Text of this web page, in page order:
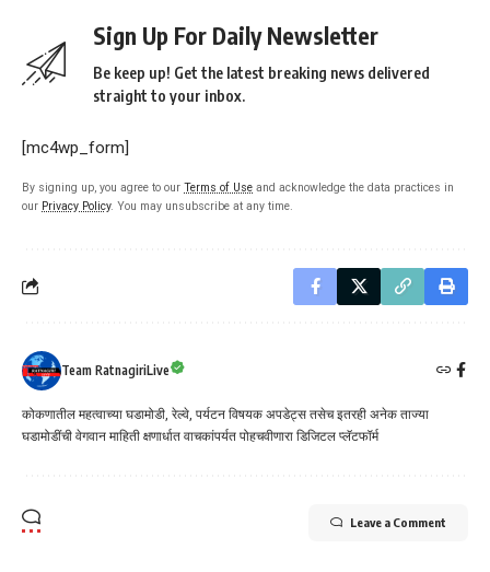
Sign Up For Daily Newsletter
Be keep up! Get the latest breaking news delivered
straight to your inbox.
[mc4wp_form]
By signing up, you agree to our Terms of Use and acknowledge the data practices in
our Privacy Policy. You may unsubscribe at any time.
Team RatnagiriLive
कोकणातील महत्वाच्या घडामोडी, रेल्वे, पर्यटन विषयक अपडेट्स तसेच इतरही अनेक ताज्या
घडामोडींची वेगवान माहिती क्षणार्धात वाचकांपर्यत पोहचवीणारा डिजिटल प्लॅटफॉर्म
Leave a Comment